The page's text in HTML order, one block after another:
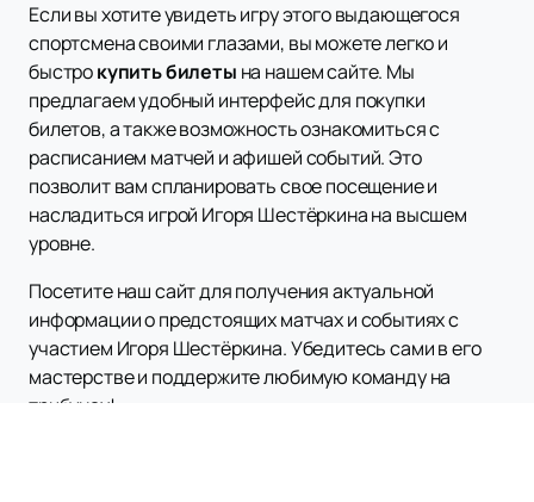
Если вы хотите увидеть игру этого выдающегося
спортсмена своими глазами, вы можете легко и
быстрокупить билеты на нашем сайте. Мы
предлагаем удобный интерфейс для покупки
билетов, а также возможность ознакомиться с
расписанием матчей и афишей событий. Это
позволит вам спланировать свое посещение и
насладиться игрой Игоря Шестёркина на высшем
уровне.
Посетите наш сайт для получения актуальной
информации о предстоящих матчах и событиях с
участием Игоря Шестёркина. Убедитесь сами в его
мастерстве и поддержите любимую команду на
трибунах!